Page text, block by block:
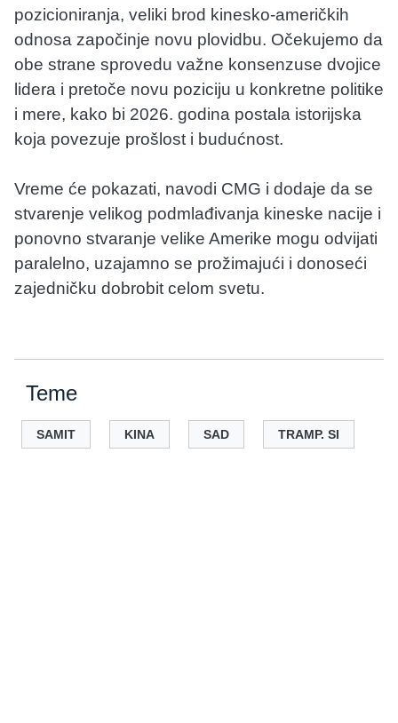
pozicioniranja, veliki brod kinesko-američkih
odnosa započinje novu plovidbu. Očekujemo da
obe strane sprovedu važne konsenzuse dvojice
lidera i pretoče novu poziciju u konkretne politike
i mere, kako bi 2026. godina postala istorijska
koja povezuje prošlost i budućnost.
Vreme će pokazati, navodi CMG i dodaje da se
stvarenje velikog podmlađivanja kineske nacije i
ponovno stvaranje velike Amerike mogu odvijati
paralelno, uzajamno se prožimajući i donoseći
zajedničku dobrobit celom svetu.
Teme
SAMIT KINA SAD TRAMP. SI